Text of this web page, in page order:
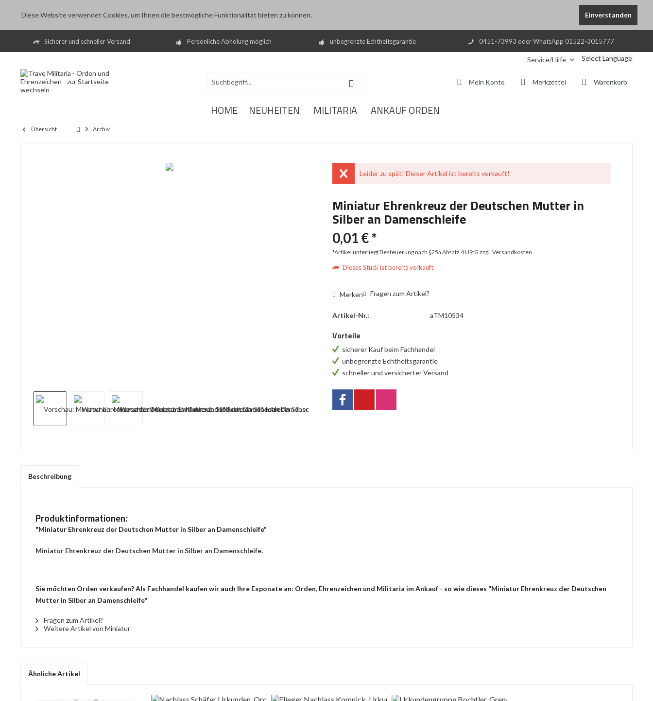
Diese Website verwendet Cookies, um Ihnen die bestmögliche Funktionalität bieten zu können. Einverstanden
Sicherer und schneller Versand Persönliche Abholung möglich unbegrenzte Echtheitsgarantie 0451-73993 oder WhatsApp 01522-3015777
Service/Hilfe Select Language
Warenkorb
Merkzettel
Mein Konto
HOME NEUHEITEN MILITARIA ANKAUF ORDEN
Übersicht Archiv
Leider zu spät! Dieser Artikel ist bereits verkauft!
Miniatur Ehrenkreuz der Deutschen Mutter in
Silber an Damenschleife
0,01 € *
*Artikel unterliegt Besteuerung nach §25a Absatz 4 UStGzzgl. Versandkosten
Dieses Stück ist bereits verkauft.
Merken Fragen zum Artikel?
Artikel-Nr.: aTM10534
Vorteile
sicherer Kauf beim Fachhandel
unbegrenzte Echtheitsgarantie
schneller und versicherter Versand
Beschreibung
Produktinformationen:
"Miniatur Ehrenkreuz der Deutschen Mutter in Silber an Damenschleife"
Miniatur Ehrenkreuz der Deutschen Mutter in Silber an Damenschleife.
Sie möchten Orden verkaufen? Als Fachhandel kaufen wir auch Ihre Exponate an: Orden, Ehrenzeichen und Militaria im Ankauf - so wie dieses "Miniatur Ehrenkreuz der Deutschen
Mutter in Silber an Damenschleife"
Fragen zum Artikel?
Weitere Artikel von Miniatur
Ähnliche Artikel